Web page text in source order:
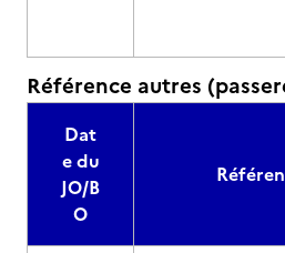
Référence autres
Dat
e du
JO/B
O